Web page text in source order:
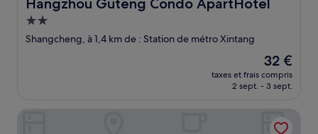
Hangzhou Guteng Condo ApartHotel
Hébergement
2.0 étoiles
Shangcheng, à 1,4 km de : Station de métro Xintang
Le
nouveau
prix
de
32 €
32 €
taxes et frais compris
2 sept. - 3 sept.
NANYUAN INN Hotel (Hangzhou Huan Cheng North